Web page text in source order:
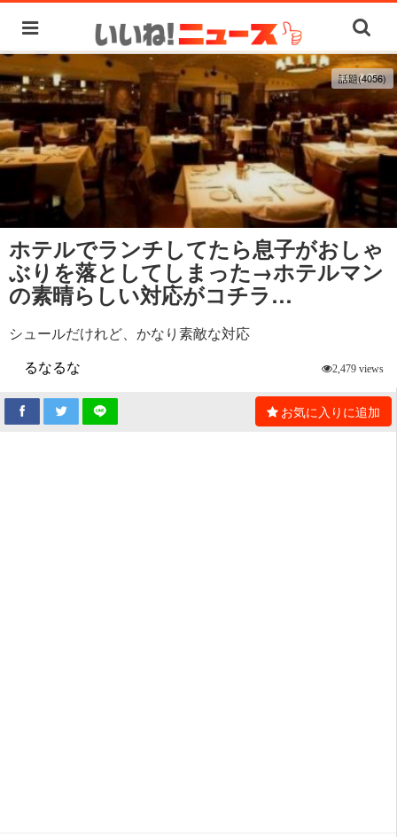
話題(4056)
ホテルでランチしてたら息子がおしゃ
ぶりを落としてしまった→ホテルマン
の素晴らしい対応がコチラ…
シュールだけれど、かなり素敵な対応
るなるな
2,479 views
お気に入りに追加